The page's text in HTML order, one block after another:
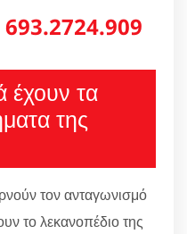
693.2724.909
έχουν τα
της
τον ανταγωνισμό
το λεκανοπέδιο της